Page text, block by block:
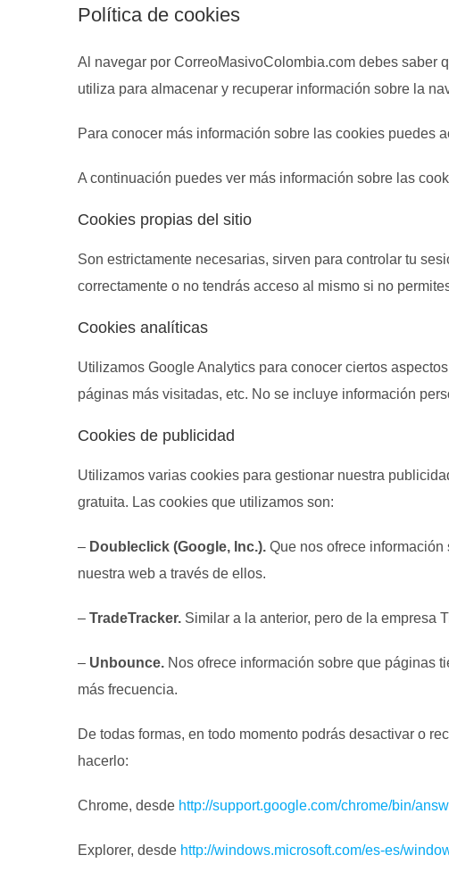
Política de cookies
Al navegar por CorreoMasivoColombia.com debes saber
utiliza para almacenar y recuperar información sobre la
Para conocer más información sobre las cookies puedes
A continuación puedes ver más información sobre las
Cookies propias del sitio
Son estrictamente necesarias, sirven para controlar tu
correctamente o no tendrás acceso al mismo si no
Cookies analíticas
Utilizamos Google Analytics para conocer ciertos
páginas más visitadas, etc. No se incluye información
Cookies de publicidad
Utilizamos varias cookies para gestionar nuestra
gratuita. Las cookies que utilizamos son:
– Doubleclick (Google, Inc.). Que nos ofrece
nuestra web a través de ellos.
– TradeTracker. Similar a la anterior, pero de la empresa
– Unbounce. Nos ofrece información sobre que páginas
más frecuencia.
De todas formas, en todo momento podrás desactivar o
hacerlo:
Chrome, desde http://support.google.com/chrome/bin/
Explorer, desde http://windows.microsoft.com/es-es/